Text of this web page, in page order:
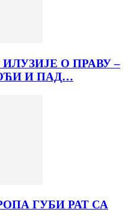
ИЛУЗИЈЕ О ПРАВУ –
И ПАД…
ГУБИ РАТ СА